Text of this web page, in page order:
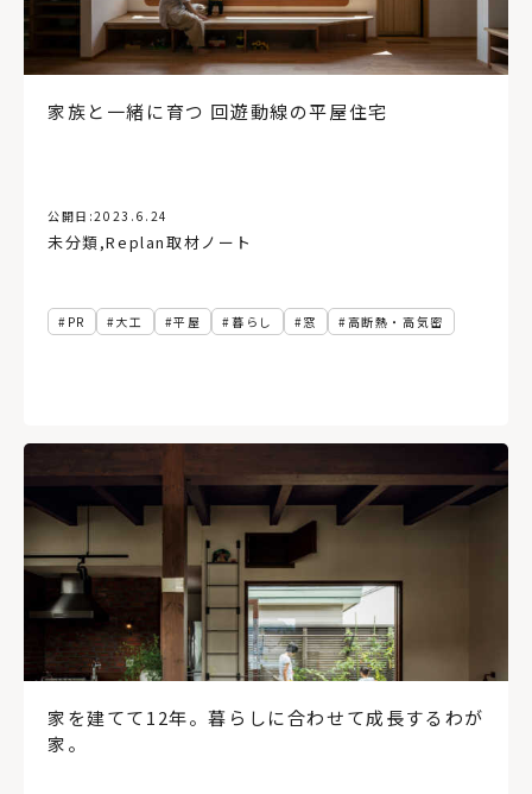
家族と一緒に育つ 回遊動線の平屋住宅
公開日:2023.6.24
未分類,Replan取材ノート
PR 大工 平屋 暮らし 窓 高断熱・高気密
家を建てて12年。暮らしに合わせて成長するわが
家。